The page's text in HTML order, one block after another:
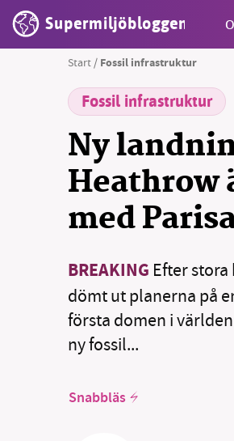
Supermiljöbloggen
Shift + S
Start / Fossil infrastruktur
Fossil infrastruktur
Ny
Heathrow
med
BREAKING Efter
dömt ut planerna på
första domen i
ny fossil...
Snabbläs